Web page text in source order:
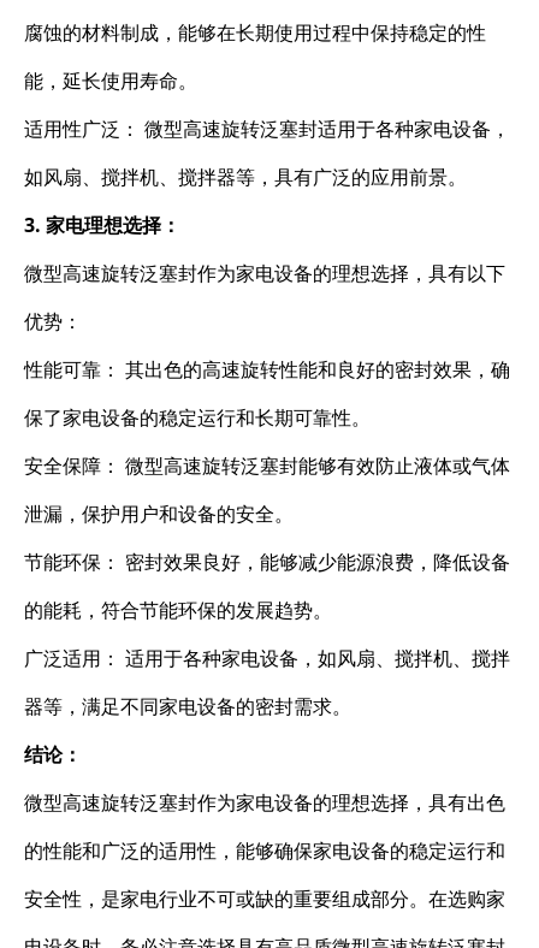
腐蚀的材料制成，能够在长期使用过程中保持稳定的性
能，延长使用寿命。
适用性广泛： 微型高速旋转泛塞封适用于各种家电设备，
如风扇、搅拌机、搅拌器等，具有广泛的应用前景。
3. 家电理想选择：
微型高速旋转泛塞封作为家电设备的理想选择，具有以下
优势：
性能可靠： 其出色的高速旋转性能和良好的密封效果，确
保了家电设备的稳定运行和长期可靠性。
安全保障： 微型高速旋转泛塞封能够有效防止液体或气体
泄漏，保护用户和设备的安全。
节能环保： 密封效果良好，能够减少能源浪费，降低设备
的能耗，符合节能环保的发展趋势。
广泛适用： 适用于各种家电设备，如风扇、搅拌机、搅拌
器等，满足不同家电设备的密封需求。
结论：
微型高速旋转泛塞封作为家电设备的理想选择，具有出色
的性能和广泛的适用性，能够确保家电设备的稳定运行和
安全性，是家电行业不可或缺的重要组成部分。在选购家